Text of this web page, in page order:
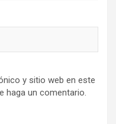
y sitio web en este
haga un comentario.